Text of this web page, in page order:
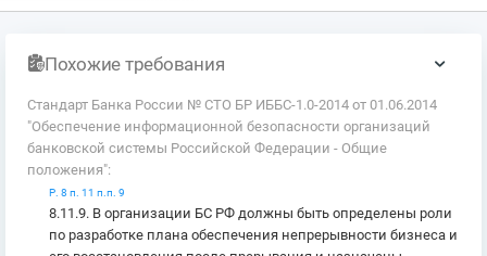
Похожие требования
Стандарт Банка России № СТО БР ИББС-1.0-2014 от 01.06.2014
"Обеспечение информационной безопасности организаций
банковской системы Российской Федерации - Общие
положения":
Р. 8 п. 11 п.п. 9
8.11.9. В организации БС РФ должны быть определены роли
по разработке плана обеспечения непрерывности бизнеса и